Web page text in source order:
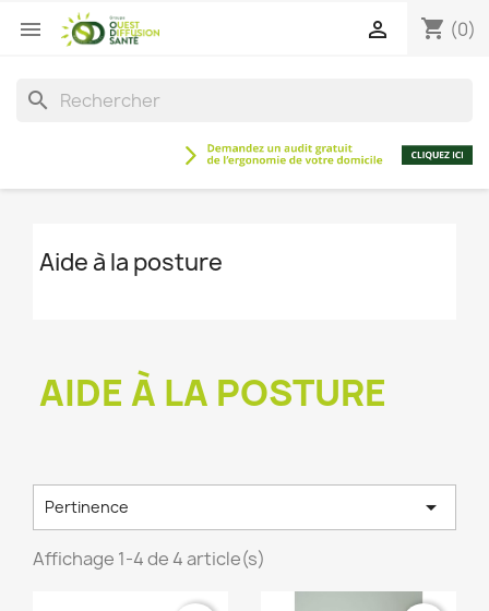
 shopping_cart (0)

search
Aide à la posture
AIDE À LA POSTURE
Pertinence 
Affichage 1-4 de 4 article(s)